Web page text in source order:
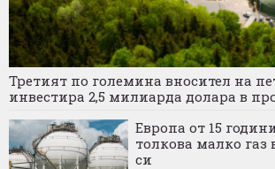
Третият по големина вносител на
инвестира 2,5 милиарда долара в
Европа от 15
толкова малко
си